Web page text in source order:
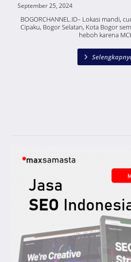
September 25, 2024
BOGORCHANNEL.ID– Lokasi mandi,
Cipaku, Bogor Selatan, Kota Bogor
heboh karena